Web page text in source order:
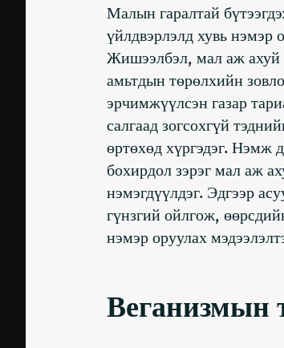
Малын гаралтай
үйлдвэрлэлд хувь нэмэр
Жишээлбэл, мал аж ахуй
амьтдын төрөлхийн
эрчимжүүлсэн газар
салгаад зогсохгүй
өртөхөд хүргэдэг. Нэмж
бохирдол зэрэг мал аж
нэмэгдүүлдэг. Эдгээр
гүнзгий ойлгож,
нэмэр оруулах
Веганизмын